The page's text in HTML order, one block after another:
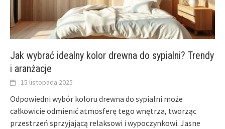
Jak wybrać idealny kolor drewna do sypialni? Trendy
i aranżacje
15 listopada 2025
Odpowiedni wybór koloru drewna do sypialni może
całkowicie odmienić atmosferę tego wnętrza, tworząc
przestrzeń sprzyjającą relaksowi i wypoczynkowi. Jasne